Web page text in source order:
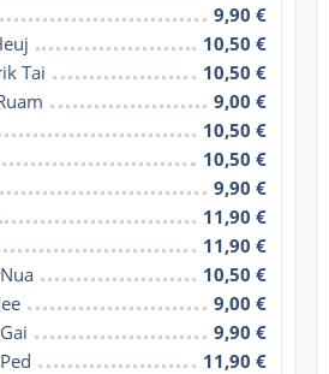
9,90 €
10,50 €
Tai
10,50 €
9,00 €
10,50 €
10,50 €
9,90 €
11,90 €
11,90 €
10,50 €
9,00 €
9,90 €
11,90 €